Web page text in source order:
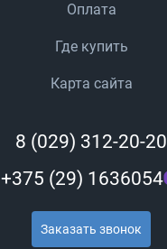
Оплата
Где купить
Карта сайта
8 (029) 312-20-20
+375 (29) 1636054
Заказать звонок